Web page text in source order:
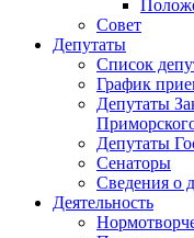
Совет
Депутаты
Список
График
Депутаты
Депутаты
Сенаторы
Сведения о
Деятельность